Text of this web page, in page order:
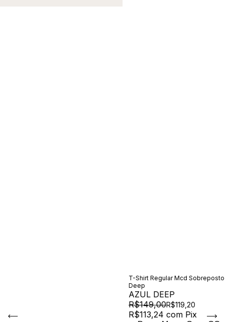
T-Shirt Regular Mcd
Deep
AZUL DEEP
R$149,00R$119,20
R$113,24 com Pix